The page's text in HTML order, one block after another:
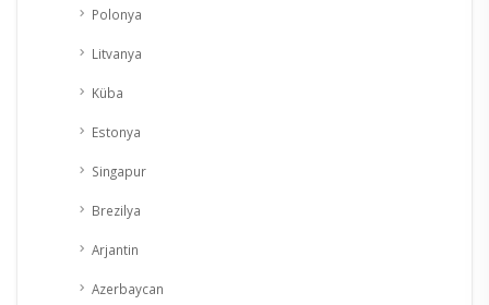
Polonya
Litvanya
Küba
Estonya
Singapur
Brezilya
Arjantin
Azerbaycan